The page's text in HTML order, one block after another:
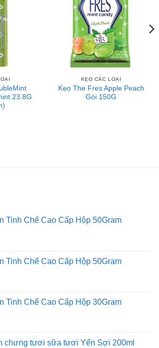
23.8G
KẸO CÁC LOẠI
Kẹo The Fres Apple Peach
Gói 150G
Tinh Chế Cao Cấp Hộp 50Gram
Tinh Chế Cao Cấp Hộp 50Gram
Tinh Chế Cao Cấp Hộp 30Gram
chưng tươi sữa tươi Yến Sợi 200ml